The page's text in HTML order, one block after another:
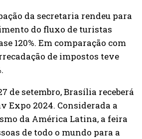
da secretaria rendeu para
do fluxo de turistas
120%. Em comparação com
de impostos teve
de setembro, Brasília receberá
Expo 2024. Considerada a
da América Latina, a feira
de todo o mundo para a